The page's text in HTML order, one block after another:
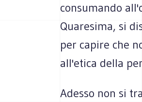
consumando
Quaresima, si
per capire che
all'etica della
Adesso non si